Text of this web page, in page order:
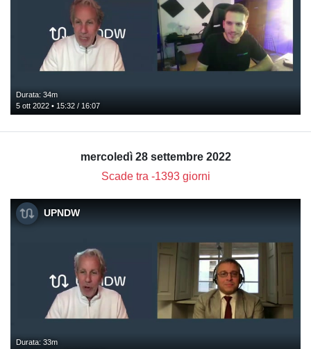
Durata: 34m
5 ott 2022 • 15:32 / 16:07
mercoledì 28 settembre 2022
Scade tra -1393 giorni
UPNDW
Durata: 33m